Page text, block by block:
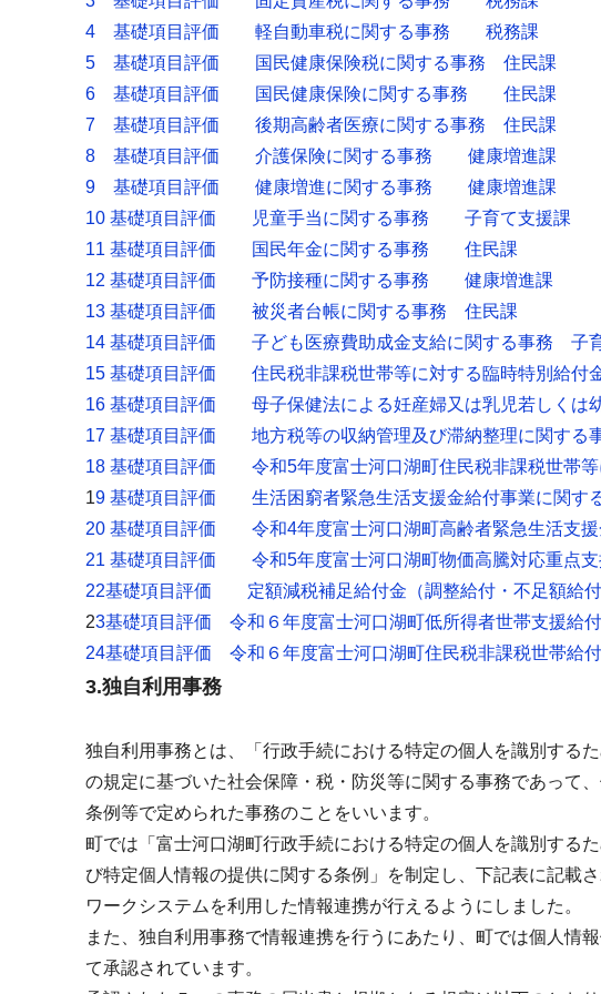
4 基礎項目評価 軽自動車税に関する事務 税務課
5 基礎項目評価 国民健康保険税に関する事務 住民課
6 基礎項目評価 国民健康保険に関する事務 住民課
7 基礎項目評価 後期高齢者医療に関する事務 住民課
8 基礎項目評価 介護保険に関する事務 健康増進課
9 基礎項目評価 健康増進に関する事務 健康増進課
10 基礎項目評価 児童手当に関する事務 子育て支援課
11 基礎項目評価 国民年金に関する事務 住民課
12 基礎項目評価 予防接種に関する事務 健康増進課
13 基礎項目評価 被災者台帳に関する事務 住民課
14 基礎項目評価 子ども医療費助成金支給に関する事務 子
15 基礎項目評価 住民税非課税世帯等に対する臨時特別給付
16 基礎項目評価 母子保健法による妊産婦又は乳児若しく
17 基礎項目評価 地方税等の収納管理及び滞納整理に関す
18 基礎項目評価 令和5年度富士河口湖町住民税非課税世帯
19 基礎項目評価 生活困窮者緊急生活支援金給付事業に関す
20 基礎項目評価 令和4年度富士河口湖町高齢者緊急生活支
21 基礎項目評価 令和5年度富士河口湖町物価高騰対応重点
22基礎項目評価 定額減税補足給付金（調整給付・不足額給
23基礎項目評価 令和６年度富士河口湖町低所得者世帯支援
24基礎項目評価 令和６年度富士河口湖町住民税非課税世帯給
3.独自利用事務
独自利用事務とは、「行政手続における特定の個人を識別する
の規定に基づいた社会保障・税・防災等に関する事務であって
条例等で定められた事務のことをいいます。
町では「富士河口湖町行政手続における特定の個人を識別する
び特定個人情報の提供に関する条例」を制定し、下記表に記載
ワークシステムを利用した情報連携が行えるようにしました。
また、独自利用事務で情報連携を行うにあたり、町では個人情
て承認されています。